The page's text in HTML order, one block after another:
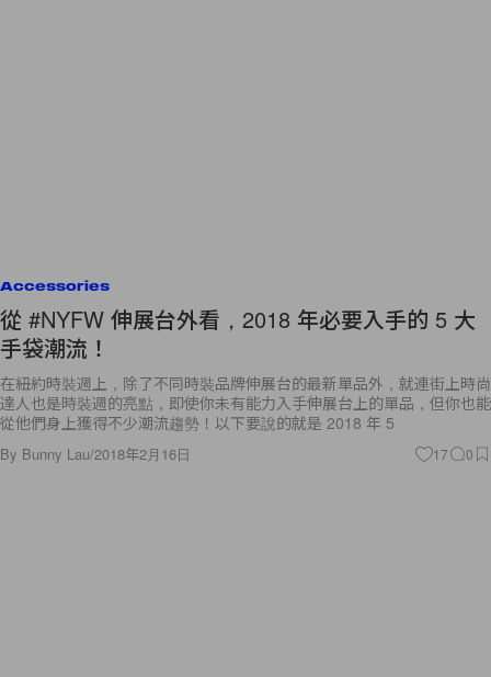
Accessories
從 #NYFW 伸展台外看，2018 年必要入手的 5 大
手袋潮流！
在紐約時裝週上，除了不同時裝品牌伸展台的最新單品外，就連街上時尚
達人也是時裝週的亮點，即使你未有能力入手伸展台上的單品，但你也能
從他們身上獲得不少潮流趨勢！以下要說的就是 2018 年 5
By Bunny Lau/2018年2月16日 17 0